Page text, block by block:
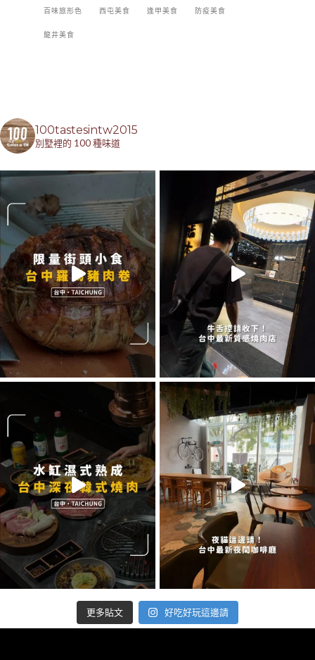
百味旅形色 西屯美食 逢甲美食 防疫美食
龍井美食
100tastesintw2015
別墅裡的 100 種味道
更多貼文 好吃好玩這邊請